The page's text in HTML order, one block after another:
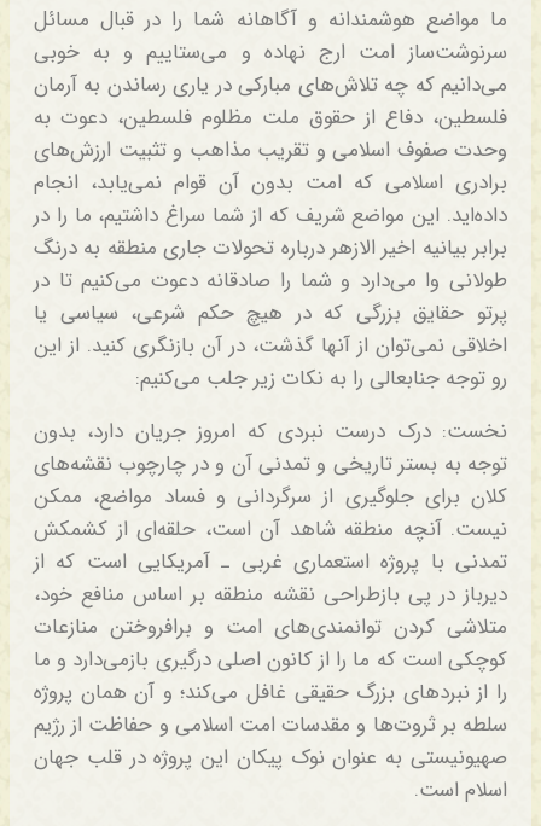
ما مواضع هوشمندانه و آگاهانه شما را در قبال مسائل
سرنوشت‌ساز امت ارج نهاده و می‌ستاییم و به خوبی
می‌دانیم که چه تلاش‌های مبارکی در یاری رساندن به آرمان
فلسطین، دفاع از حقوق ملت مظلوم فلسطین، دعوت به
وحدت صفوف اسلامی و تقریب مذاهب و تثبیت ارزش‌های
برادری اسلامی که امت بدون آن قوام نمی‌یابد، انجام
داده‌اید. این مواضع شریف که از شما سراغ داشتیم، ما را در
برابر بیانیه اخیر الازهر درباره تحولات جاری منطقه به درنگ
طولانی وا می‌دارد و شما را صادقانه دعوت می‌کنیم تا در
پرتو حقایق بزرگی که در هیچ حکم شرعی، سیاسی یا
اخلاقی نمی‌توان از آنها گذشت، در آن بازنگری کنید. از این
رو توجه جنابعالی را به نکات زیر جلب می‌کنیم:
نخست: درک درست نبردی که امروز جریان دارد، بدون
توجه به بستر تاریخی و تمدنی آن و در چارچوب نقشه‌های
کلان برای جلوگیری از سرگردانی و فساد مواضع، ممکن
نیست. آنچه منطقه شاهد آن است، حلقه‌ای از کشمکش
تمدنی با پروژه استعماری غربی ـ آمریکایی است که از
دیرباز در پی بازطراحی نقشه منطقه بر اساس منافع خود،
متلاشی کردن توانمندی‌های امت و برافروختن منازعات
کوچکی است که ما را از کانون اصلی درگیری بازمی‌دارد و ما
را از نبردهای بزرگ حقیقی غافل می‌کند؛ و آن همان پروژه
سلطه بر ثروت‌ها و مقدسات امت اسلامی و حفاظت از رژیم
صهیونیستی به عنوان نوک پیکان این پروژه در قلب جهان
اسلام است.